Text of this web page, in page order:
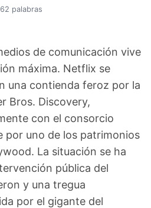
palabras
de comunicación vive
máxima. Netflix se
una contienda feroz por la
Bros. Discovery,
con el consorcio
por uno de los patrimonios
La situación se ha
pública del
y una tregua
por el gigante del